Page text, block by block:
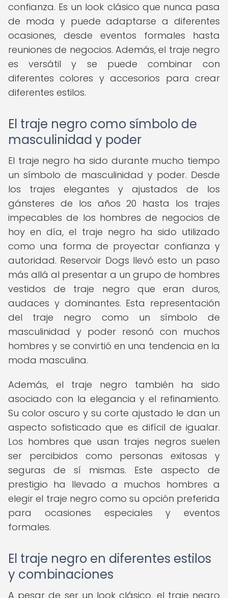
confianza. Es un look clásico que nunca pasa
de moda y puede adaptarse a diferentes
ocasiones, desde eventos formales hasta
reuniones de negocios. Además, el traje negro
es versátil y se puede combinar con
diferentes colores y accesorios para crear
diferentes estilos.
El traje negro como símbolo de
masculinidad y poder
El traje negro ha sido durante mucho tiempo
un símbolo de masculinidad y poder. Desde
los trajes elegantes y ajustados de los
gánsteres de los años 20 hasta los trajes
impecables de los hombres de negocios de
hoy en día, el traje negro ha sido utilizado
como una forma de proyectar confianza y
autoridad. Reservoir Dogs llevó esto un paso
más allá al presentar a un grupo de hombres
vestidos de traje negro que eran duros,
audaces y dominantes. Esta representación
del traje negro como un símbolo de
masculinidad y poder resonó con muchos
hombres y se convirtió en una tendencia en la
moda masculina.
Además, el traje negro también ha sido
asociado con la elegancia y el refinamiento.
Su color oscuro y su corte ajustado le dan un
aspecto sofisticado que es difícil de igualar.
Los hombres que usan trajes negros suelen
ser percibidos como personas exitosas y
seguras de sí mismas. Este aspecto de
prestigio ha llevado a muchos hombres a
elegir el traje negro como su opción preferida
para ocasiones especiales y eventos
formales.
El traje negro en diferentes estilos
y combinaciones
A pesar de ser un look clásico, el traje negro